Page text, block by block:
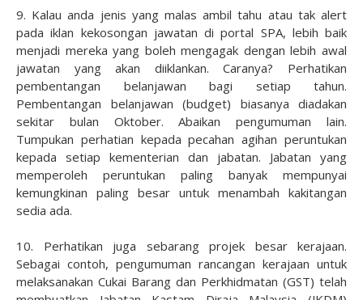
9. Kalau anda jenis yang malas ambil tahu atau tak alert
pada iklan kekosongan jawatan di portal SPA, lebih baik
menjadi mereka yang boleh mengagak dengan lebih awal
jawatan yang akan diiklankan. Caranya? Perhatikan
pembentangan belanjawan bagi setiap tahun.
Pembentangan belanjawan (budget) biasanya diadakan
sekitar bulan Oktober. Abaikan pengumuman lain.
Tumpukan perhatian kepada pecahan agihan peruntukan
kepada setiap kementerian dan jabatan. Jabatan yang
memperoleh peruntukan paling banyak mempunyai
kemungkinan paling besar untuk menambah kakitangan
sedia ada.
10. Perhatikan juga sebarang projek besar kerajaan.
Sebagai contoh, pengumuman rancangan kerajaan untuk
melaksanakan Cukai Barang dan Perkhidmatan (GST) telah